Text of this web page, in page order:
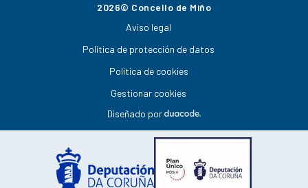
2026© Concello de Miño
Aviso legal
Política de protección de datos
Política de cookies
Gestionar cookies
Diseñado por